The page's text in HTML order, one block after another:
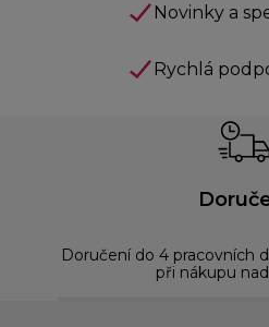
Novinky a
Rychlá
Doručení do 4 pracovních
při nákupu